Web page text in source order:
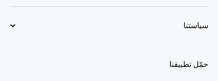
سياستنا
حمّل تطبيقنا